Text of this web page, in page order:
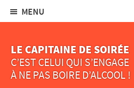
MENU
LE CAPITAINE DE SOIRÉE
C’EST CELUI QUI S’ENGAGE
À NE PAS BOIRE D’ALCOOL !